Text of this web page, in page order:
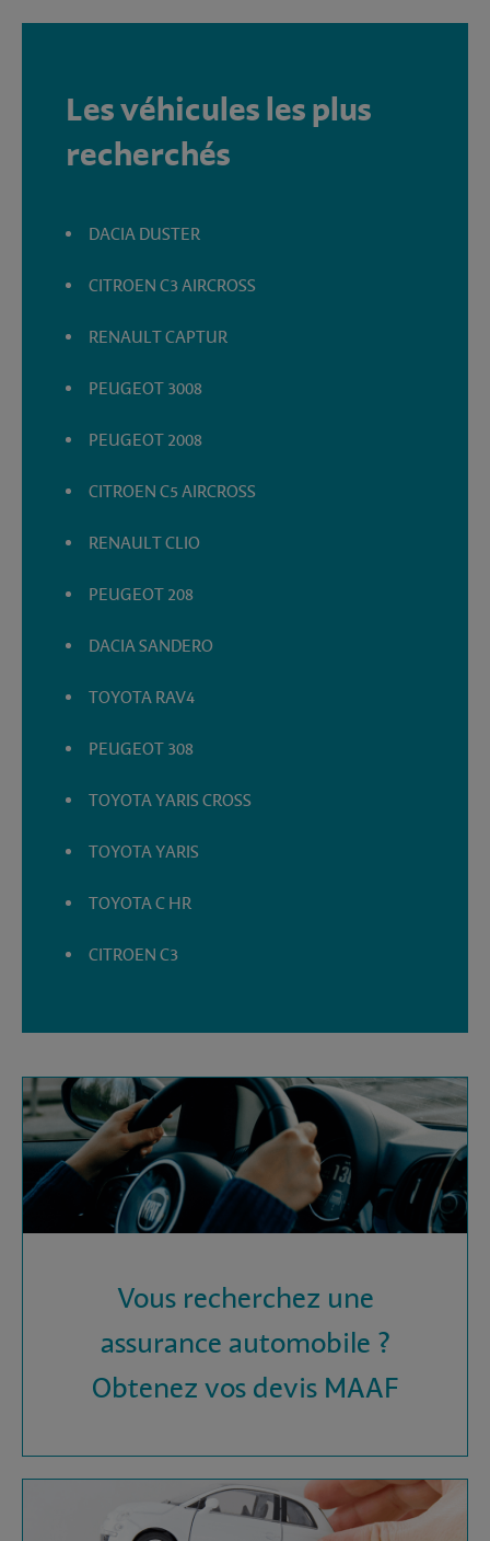
Les véhicules les plus
recherchés
DACIA DUSTER
CITROEN C3 AIRCROSS
RENAULT CAPTUR
PEUGEOT 3008
PEUGEOT 2008
CITROEN C5 AIRCROSS
RENAULT CLIO
PEUGEOT 208
DACIA SANDERO
TOYOTA RAV4
PEUGEOT 308
TOYOTA YARIS CROSS
TOYOTA YARIS
TOYOTA C HR
CITROEN C3
Vous recherchez une
assurance automobile ?
Obtenez vos devis MAAF